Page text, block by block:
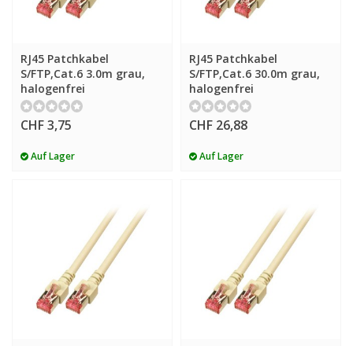
RJ45 Patchkabel
S/FTP,Cat.6 3.0m grau,
halogenfrei
CHF 3,75
Auf Lager
RJ45 Patchkabel
S/FTP,Cat.6 30.0m grau,
halogenfrei
CHF 26,88
Auf Lager